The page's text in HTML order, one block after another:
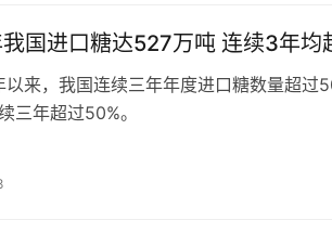
国进口糖达527万吨 连续3年均
来，我国连续三年年度进口糖数量超过
三年超过50%。